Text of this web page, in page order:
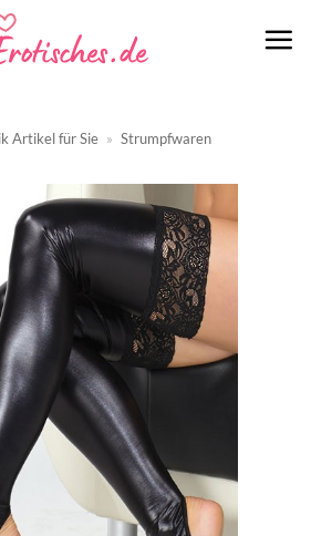
Artikel für Sie » Strumpfwaren